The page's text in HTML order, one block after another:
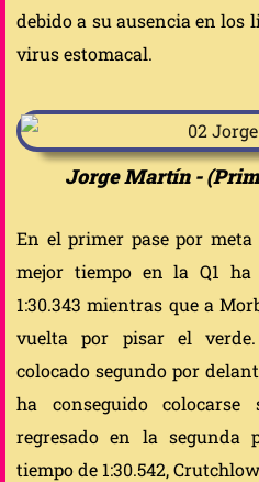
debido a su ausencia en los
virus estomacal.
Jorge Martín -
En el primer pase por
mejor tiempo en la Q1
1:30.343 mientras que a
vuelta por pisar el
colocado segundo por
ha conseguido
regresado en la segunda
tiempo de 1:30.542,